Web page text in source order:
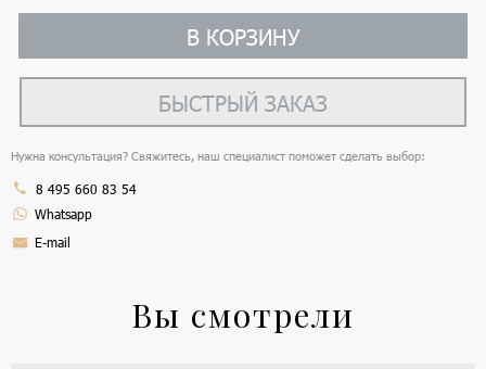
В КОРЗИНУ
БЫСТРЫЙ ЗАКАЗ
Нужна консультация? Свяжитесь, наш специалист поможет сделать выбор:
8 495 660 83 54
Whatsapp
E-mail
Вы смотрели